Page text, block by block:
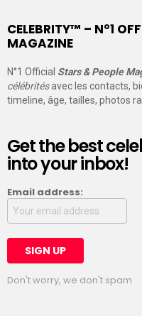
CELEBRITY™ – N°1
MAGAZINE
N°1 Official Stars & People
célébritésavec les contacts,
timeline, âge, tailles, photos
Get the best
into your inbox!
Email address:
Don't worry, we don't spam